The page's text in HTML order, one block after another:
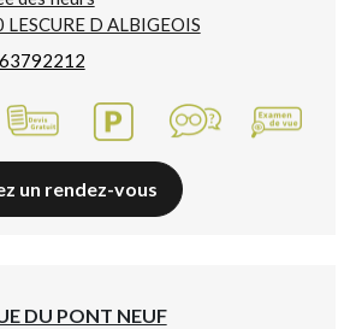
D ALBIGEOIS
un rendez-vous
DU PONT NEUF